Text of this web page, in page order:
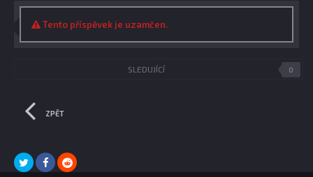
Tento příspěvek je uzamčen.
SLEDUJÍCÍ 0
ZPĚT